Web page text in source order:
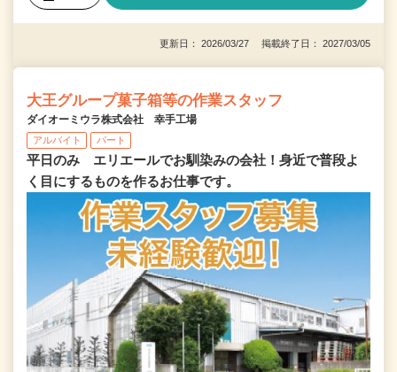
更新日： 2026/03/27 掲載終了日： 2027/03/05
大王グループ菓子箱等の作業スタッフ
ダイオーミウラ株式会社 幸手工場
アルバイト パート
平日のみ エリエールでお馴染みの会社！身近で普段よ
く目にするものを作るお仕事です。